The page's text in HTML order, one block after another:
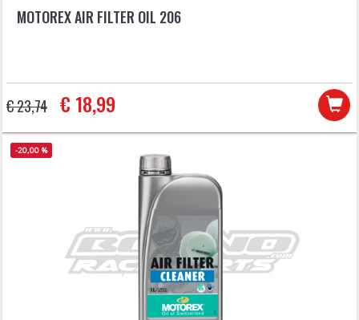
MOTOREX AIR FILTER OIL 206
€ 23,74 € 18,99
-20,00 %